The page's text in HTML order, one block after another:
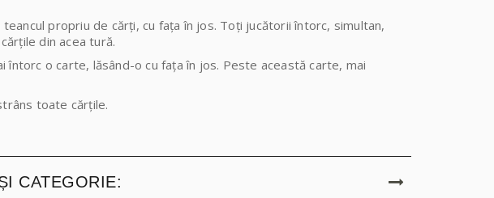
propriu de cărți, cu fața în jos. Toți jucătorii întorc, simultan,
din acea tură.
întorc o carte, lăsând-o cu fața în jos. Peste această carte, mai
toate cărțile.
CATEGORIE: